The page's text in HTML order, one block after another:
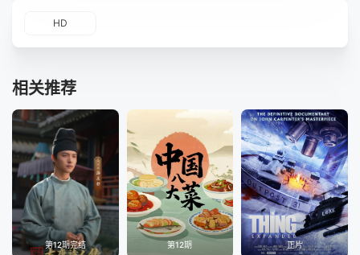
HD
相关推荐
第12期完结 第12期 正片